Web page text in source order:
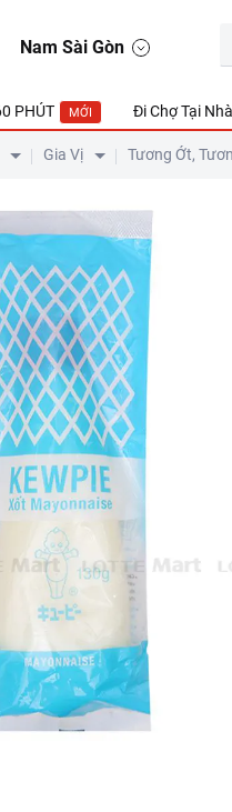
Nam Sài Gòn
PHÚT MỚI Đi Chợ Tại Nhà
Gia Vị Tương Ớt,